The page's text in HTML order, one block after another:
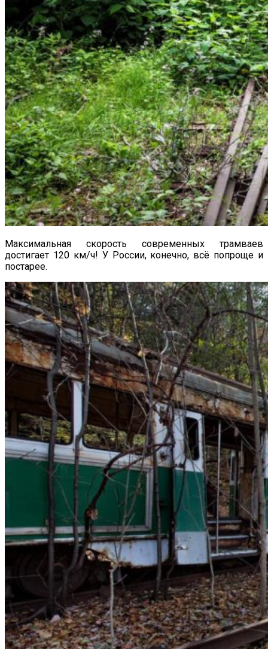
Максимальная скорость современных трамваев
достигает 120 км/ч! У России, конечно, всё попроще и
постарее.